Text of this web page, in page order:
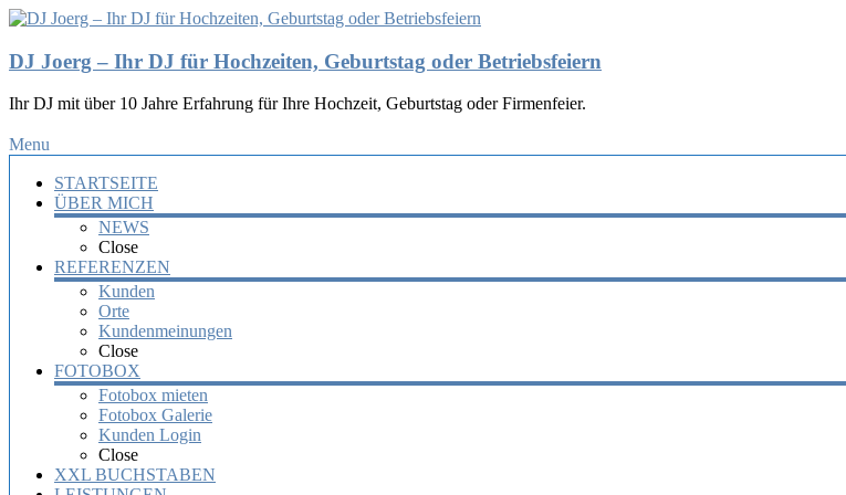
DJ Joerg – Ihr DJ für Hochzeiten, Geburtstag oder Betriebsfeiern
Ihr DJ mit über 10 Jahre Erfahrung für Ihre Hochzeit, Geburtstag oder Firmenfeier.
Menu
STARTSEITE
ÜBER MICH
NEWS
Close
REFERENZEN
Kunden
Orte
Kundenmeinungen
Close
FOTOBOX
Fotobox mieten
Fotobox Galerie
Kunden Login
Close
XXL BUCHSTABEN